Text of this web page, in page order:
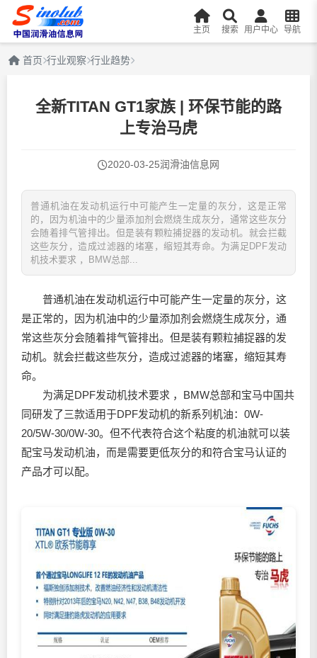
主页 搜索 用户中心 导航
首页 行业观察 行业趋势
全新TITAN GT1家族 | 环保节能的路
上专治马虎
2020-03-25润滑油信息网
普通机油在发动机运行中可能产生一定量的灰分，这是正常
的，因为机油中的少量添加剂会燃烧生成灰分，通常这些灰分
会随着排气管排出。但是装有颗粒捕捉器的发动机。就会拦截
这些灰分，造成过滤器的堵塞，缩短其寿命。为满足DPF发动
机技术要求 ，BMW总部...
普通机油在发动机运行中可能产生一定量的灰分，这
是正常的，因为机油中的少量添加剂会燃烧生成灰分，通
常这些灰分会随着排气管排出。但是装有颗粒捕捉器的发
动机。就会拦截这些灰分，造成过滤器的堵塞，缩短其寿
命。
为满足DPF发动机技术要求 ，BMW总部和宝马中国共
同研发了三款适用于DPF发动机的新系列机油：0W-
20/5W-30/0W-30。但不代表符合这个粘度的机油就可以装
配宝马发动机油，而是需要更低灰分的和符合宝马认证的
产品才可以配。